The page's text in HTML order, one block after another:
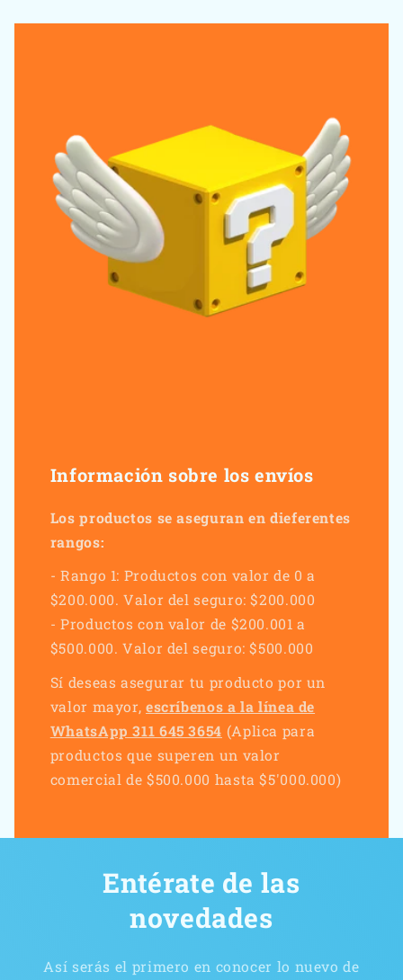
Información sobre los envíos
Los productos se aseguran en dieferentes
rangos:
- Rango 1: Productos con valor de 0 a
$200.000. Valor del seguro: $200.000
- Productos con valor de $200.001 a
$500.000. Valor del seguro: $500.000
Sí deseas asegurar tu producto por un
valor mayor, escríbenos a la línea de
WhatsApp 311 645 3654 (Aplica para
productos que superen un valor
comercial de $500.000 hasta $5'000.000)
Entérate de las
novedades
Así serás el primero en conocer lo nuevo de